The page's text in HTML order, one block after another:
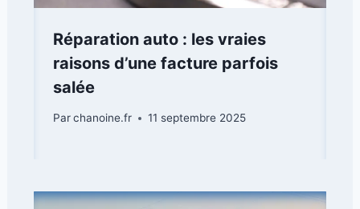
Réparation auto : les vraies
raisons d’une facture parfois
salée
Parchanoine.fr 11 septembre 2025